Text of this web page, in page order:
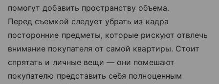
помогут добавить пространству объема.
Перед съемкой следует убрать из кадра
посторонние предметы, которые рискуют отвлечь
внимание покупателя от самой квартиры. Стоит
спрятать и личные вещи — они помешают
покупателю представить себя полноценным